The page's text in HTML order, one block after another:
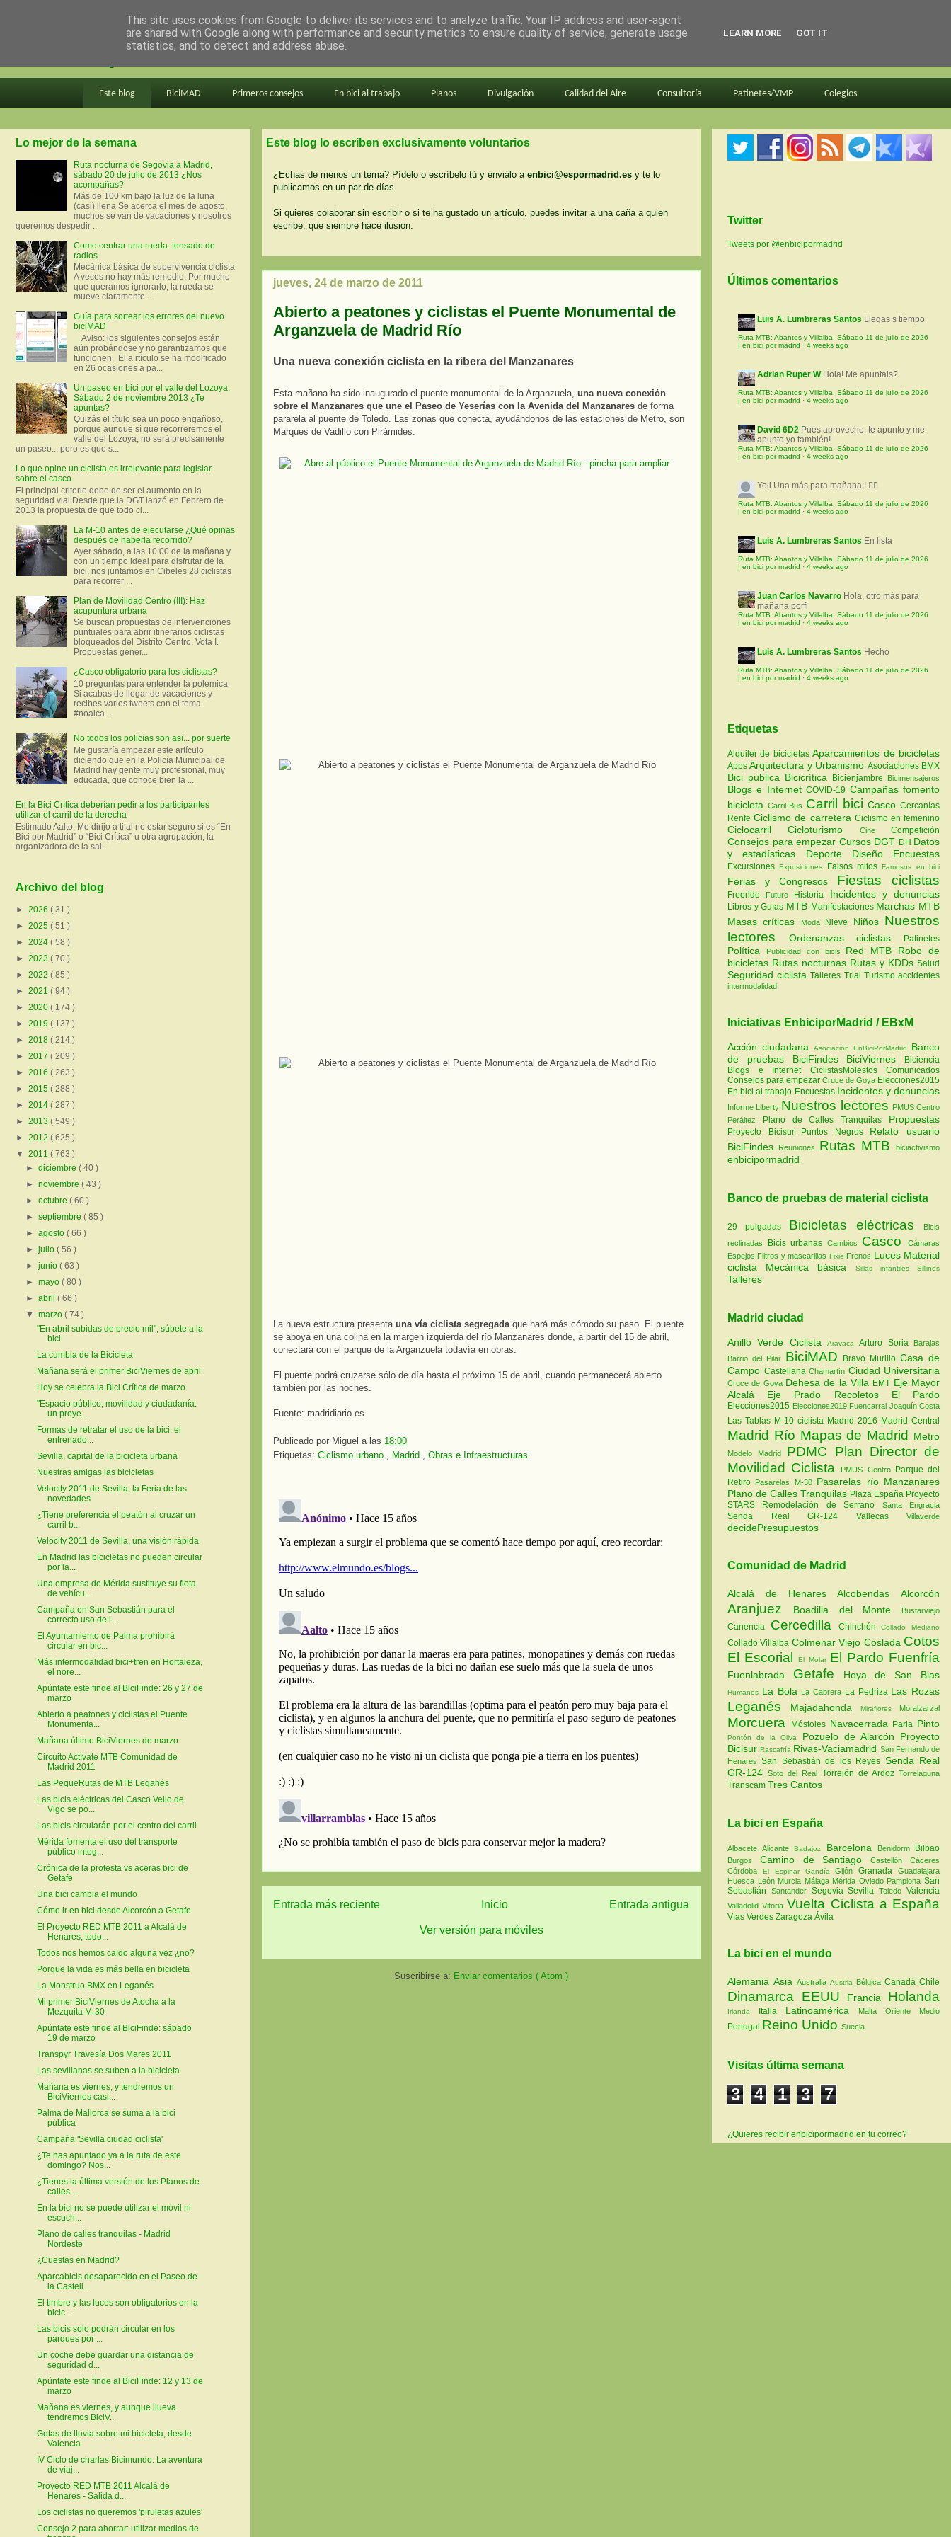
en bici por madrid
Este blog BiciMAD Primeros consejos En bici al trabajo Planos Divulgación Calidad del Aire Consultoría Patinetes/VMP Colegios
Este blog lo escriben exclusivamente voluntarios
¿Echas de menos un tema? Pídelo o escríbelo tú y enviálo a enbici@espormadrid.es y te lo
publicamos en un par de días.
Si quieres colaborar sin escribir o si te ha gustado un artículo, puedes invitar a una caña a quien
escribe, que siempre hace ilusión.
jueves, 24 de marzo de 2011
Abierto a peatones y ciclistas el Puente Monumental de
Arganzuela de Madrid Río
Una nueva conexión ciclista en la ribera del Manzanares
Esta mañana ha sido inaugurado el puente monumental de la Arganzuela, una nueva conexión
sobre el Manzanares que une el Paseo de Yeserías con la Avenida del Manzanares de forma
pararela al puente de Toledo. Las zonas que conecta, ayudándonos de las estaciones de Metro, son
Marques de Vadillo con Pirámides.
La nueva estructura presenta una vía ciclista segregadaque hará más cómodo su paso. El puente
se apoya en una colina en la margen izquierda del río Manzanares donde, a partir del 15 de abril,
conectará con el parque de la Arganzuela todavía en obras.
El puente podrá cruzarse sólo de día hasta el próximo 15 de abril, cuando permanecerá abierto
también por las noches.
Fuente: madridiario.es
Publicado por Miguel a las 18:00
Etiquetas: Ciclismo urbano Madrid Obras e Infraestructuras
Entrada más reciente Entrada antigua
Inicio
Ver versión para móviles
Suscribirse a: Enviar comentarios ( Atom )
Lo mejor de la semana
Ruta nocturna de Segovia a Madrid,
sábado 20 de julio de 2013 ¿Nos
acompañas?
Más de 100 km bajo la luz de la luna
(casi) llena Se acerca el mes de agosto,
muchos se van de vacaciones y nosotros
queremos despedir ...
Como centrar una rueda: tensado de
radios
Mecánica básica de supervivencia ciclista
A veces no hay más remedio. Por mucho
que queramos ignorarlo, la rueda se
mueve claramente ...
Guía para sortear los errores del nuevo
biciMAD
Aviso: los siguientes consejos están
aún probándose y no garantizamos que
funcionen. El a rtículo se ha modificado
en 26 ocasiones a pa...
Un paseo en bici por el valle del Lozoya.
Sábado 2 de noviembre 2013 ¿Te
apuntas?
Quizás el título sea un poco engañoso,
porque aunque sí que recorreremos el
valle del Lozoya, no será precisamente
un paseo... pero es que s...
Lo que opine un ciclista es irrelevante para legislar
sobre el casco
El principal criterio debe de ser el aumento en la
seguridad vial Desde que la DGT lanzó en Febrero de
2013 la propuesta de que todo ci...
La M-10 antes de ejecutarse ¿Qué opinas
después de haberla recorrido?
Ayer sábado, a las 10:00 de la mañana y
con un tiempo ideal para disfrutar de la
bici, nos juntamos en Cibeles 28 ciclistas
para recorrer ...
Plan de Movilidad Centro (III): Haz
acupuntura urbana
Se buscan propuestas de intervenciones
puntuales para abrir itinerarios ciclistas
bloqueados del Distrito Centro. Vota I.
Propuestas gener...
¿Casco obligatorio para los ciclistas?
10 preguntas para entender la polémica
Si acabas de llegar de vacaciones y
recibes varios tweets con el tema
#noalca...
No todos los policías son así... por suerte
Me gustaría empezar este artículo
diciendo que en la Policía Municipal de
Madrid hay gente muy profesional, muy
educada, que conoce bien la ...
En la Bici Crítica deberían pedir a los participantes
utilizar el carril de la derecha
Estimado Aalto, Me dirijo a ti al no estar seguro si es “En
Bici por Madrid” o “Bici Crítica” u otra agrupación, la
organizadora de la sal...
Archivo del blog
► 2026 ( 31 )
► 2025 ( 51 )
► 2024 ( 58 )
► 2023 ( 70 )
► 2022 ( 85 )
► 2021 ( 94 )
► 2020 ( 174 )
► 2019 ( 137 )
► 2018 ( 214 )
► 2017 ( 209 )
► 2016 ( 263 )
► 2015 ( 288 )
► 2014 ( 287 )
► 2013 ( 549 )
► 2012 ( 625 )
▼ 2011 ( 763 )
►diciembre( 40 )
►noviembre( 43 )
►octubre( 60 )
►septiembre( 85 )
►agosto( 66 )
►julio( 56 )
►junio( 63 )
►mayo( 80 )
►abril( 66 )
▼marzo( 74 )
"En abril subidas de precio mil", súbete a la
bici
La cumbia de la Bicicleta
Mañana será el primer BiciViernes de abril
Hoy se celebra la Bici Crítica de marzo
"Espacio público, movilidad y ciudadanía:
un proye...
Formas de retratar el uso de la bici: el
entrenado...
Sevilla, capital de la bicicleta urbana
Nuestras amigas las bicicletas
Velocity 2011 de Sevilla, la Feria de las
novedades
¿Tiene preferencia el peatón al cruzar un
carril b...
Velocity 2011 de Sevilla, una visión rápida
En Madrid las bicicletas no pueden circular
por la...
Una empresa de Mérida sustituye su flota
de vehícu...
Campaña en San Sebastián para el
correcto uso de l...
El Ayuntamiento de Palma prohibirá
circular en bic...
Más intermodalidad bici+tren en Hortaleza,
el nore...
Apúntate este finde al BiciFinde: 26 y 27 de
marzo
Abierto a peatones y ciclistas el Puente
Monumenta...
Mañana último BiciViernes de marzo
Circuito Actívate MTB Comunidad de
Madrid 2011
Las PequeRutas de MTB Leganés
Las bicis eléctricas del Casco Vello de
Vigo se po...
Las bicis circularán por el centro del carril
Mérida fomenta el uso del transporte
público integ...
Crónica de la protesta vs aceras bici de
Getafe
Una bici cambia el mundo
Cómo ir en bici desde Alcorcón a Getafe
El Proyecto RED MTB 2011 a Alcalá de
Henares, todo...
Todos nos hemos caído alguna vez ¿no?
Porque la vida es más bella en bicicleta
La Monstruo BMX en Leganés
Mi primer BiciViernes de Atocha a la
Mezquita M-30
Apúntate este finde al BiciFinde: sábado
19 de marzo
Transpyr Travesía Dos Mares 2011
Las sevillanas se suben a la bicicleta
Mañana es viernes, y tendremos un
BiciViernes casi...
Palma de Mallorca se suma a la bici
pública
Campaña 'Sevilla ciudad ciclista'
¿Te has apuntado ya a la ruta de este
domingo? Nos...
¿Tienes la última versión de los Planos de
calles ...
En la bici no se puede utilizar el móvil ni
escuch...
Plano de calles tranquilas - Madrid
Nordeste
¿Cuestas en Madrid?
Aparcabicis desaparecido en el Paseo de
la Castell...
El timbre y las luces son obligatorios en la
bicic...
Las bicis solo podrán circular en los
parques por ...
Un coche debe guardar una distancia de
seguridad d...
Apúntate este finde al BiciFinde: 12 y 13 de
marzo
Mañana es viernes, y aunque llueva
tendremos BiciV...
Gotas de lluvia sobre mi bicicleta, desde
Valencia
IV Ciclo de charlas Bicimundo. La aventura
de viaj...
Proyecto RED MTB 2011 Alcalá de
Henares - Salida d...
Los ciclistas no queremos 'piruletas azules'
Consejo 2 para ahorrar: utilizar medios de
Twitter
Tweets por @enbicipormadrid
Últimos comentarios
Luis A. Lumbreras Santos Llegas s tiempo
Ruta MTB: Abantos y Villalba. Sábado 11 de julio de 2026
| en bici por madrid · 4 weeks ago
Adrian Ruper W Hola! Me apuntais?
Ruta MTB: Abantos y Villalba. Sábado 11 de julio de 2026
| en bici por madrid · 4 weeks ago
David 6D2 Pues aprovecho, te apunto y me
apunto yo también!
Ruta MTB: Abantos y Villalba. Sábado 11 de julio de 2026
| en bici por madrid · 4 weeks ago
Yoli Una más para mañana ! 🚵‍♀️
Ruta MTB: Abantos y Villalba. Sábado 11 de julio de 2026
| en bici por madrid · 4 weeks ago
Luis A. Lumbreras Santos En lista
Ruta MTB: Abantos y Villalba. Sábado 11 de julio de 2026
| en bici por madrid · 4 weeks ago
Juan Carlos Navarro Hola, otro más para
mañana porfi
Ruta MTB: Abantos y Villalba. Sábado 11 de julio de 2026
| en bici por madrid · 4 weeks ago
Luis A. Lumbreras Santos Hecho
Ruta MTB: Abantos y Villalba. Sábado 11 de julio de 2026
| en bici por madrid · 4 weeks ago
Etiquetas
Alquiler de bicicletasAparcamientos de bicicletas
AppsArquitectura y Urbanismo Asociaciones BMX
Bici pública Bicicrítica Bicienjambre Bicimensajeros
Blogs e InternetCOVID-19 Campañas fomento
bicicleta Carril Bus Carril biciCascoCercanías
RenfeCiclismo de carretera Ciclismo en femenino
CiclocarrilCicloturismo CineCompetición
Consejos para empezar Cursos DGT DH Datos
y estadísticas Deporte Diseño Encuestas
ExcursionesExposiciones Falsos mitosFamosos en bici
Ferias y Congresos Fiestas ciclistas
Freeride Futuro Historia Incidentes y denuncias
Libros y Guías MTB Manifestaciones Marchas MTB
Masas críticas
Moda Nieve Niños Nuestros
lectores
Ordenanzas ciclistas Patinetes
Política Publicidad con bicis Red MTB Robo de
bicicletas Rutas nocturnas Rutas y KDDs Salud
Seguridad ciclistaTalleres Trial Turismoaccidentes
intermodalidad
Iniciativas EnbiciporMadrid / EBxM
Acción ciudadana Asociación EnBiciPorMadrid
Banco
de pruebas
BiciFindes BiciViernes
Biciencia
Blogs e Internet
CiclistasMolestos
Comunicados
Consejos para empezar Cruce de Goya Elecciones2015
En bici al trabajo Encuestas Incidentes y denuncias
Informe Liberty Nuestros lectores
PMUS Centro
Peráltez
Plano de Calles Tranquilas Propuestas
Proyecto Bicisur Puntos Negros
Relato usuario
BiciFindes
Reuniones Rutas MTB biciactivismo
enbicipormadrid
Banco de pruebas de material ciclista
29 pulgadas Bicicletas eléctricas
Bicis
reclinadas
Bicis urbanas Cambios Casco
Cámaras
Espejos Filtros y mascarillas Fixie Frenos Luces Material
ciclista
Mecánica básica Sillas infantiles Sillines
Talleres
Madrid ciudad
Anillo Verde Ciclista AravacaArturo Soria
Barajas
Barrio del Pilar BiciMAD Bravo MurilloCasa de
Campo Castellana Chamartín Ciudad Universitaria
Cruce de Goya Dehesa de la Villa EMT Eje Mayor
Alcalá Eje Prado Recoletos El Pardo
Elecciones2015 Elecciones2019 Fuencarral Joaquín Costa
Las Tablas M-10 ciclista Madrid 2016 Madrid Central
Madrid Río Mapas de Madrid Metro
Modelo Madrid PDMC Plan Director de
Movilidad Ciclista
PMUS Centro Parque del
Retiro Pasarelas M-30 Pasarelas río Manzanares
Plano de Calles Tranquilas Plaza España Proyecto
STARS Remodelación de Serrano Santa Engracia
Senda Real GR-124 Vallecas Villaverde
decidePresupuestos
Comunidad de Madrid
Alcalá de HenaresAlcobendas Alcorcón
Aranjuez Boadilla del Monte Bustarviejo
Canencia Cercedilla ChinchónCollado Mediano
Collado Villalba Colmenar Viejo Coslada Cotos
El EscorialEl Molar El Pardo Fuenfría
Fuenlabrada Getafe Hoya de San Blas
Humanes La Bola La Cabrera La Pedriza Las Rozas
Leganés Majadahonda Miraflores Moralzarzal
Morcuera Móstoles Navacerrada Parla Pinto
Pontón de la Oliva Pozuelo de Alarcón Proyecto
BicisurRascafría Rivas-Vaciamadrid San Fernando de
HenaresSan Sebastián de los Reyes Senda Real
GR-124Soto del Real Torrejón de ArdozTorrelaguna
Transcam Tres Cantos
La bici en España
AlbaceteAlicanteBadajoz Barcelona Benidorm Bilbao
Burgos Camino de SantiagoCastellónCáceres
Córdoba El Espinar GandíaGijónGranadaGuadalajara
Huesca León Murcia Málaga Mérida Oviedo PamplonaSan
Sebastián Santander SegoviaSevillaToledoValencia
ValladolidVitoria Vuelta Ciclista a España
Vías Verdes Zaragoza Ávila
La bici en el mundo
Alemania Asia Australia Austria Bélgica Canadá Chile
Dinamarca EEUU Francia Holanda
Irlanda Italia Latinoamérica Malta Oriente Medio
Portugal Reino Unido Suecia
Visitas última semana
3 4 1 3 7
¿Quieres recibir enbicipormadrid en tu correo?
This site uses cookies from Google to deliver its services and to analyze traffic. Your IP address and user-agent
are shared with Google along with performance and security metrics to ensure quality of service, generate usage
statistics, and to detect and address abuse.
LEARN MORE GOT IT